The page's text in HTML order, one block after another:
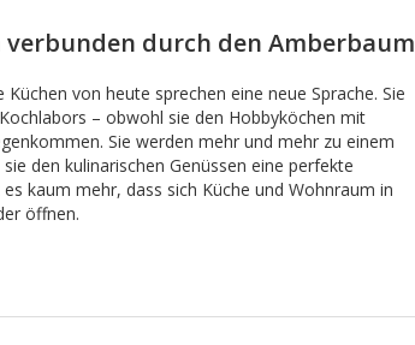
verbunden durch den Amberbaum
Küchen von heute sprechen eine neue Sprache. Sie
– obwohl sie den Hobbyköchen mit
Sie werden mehr und mehr zu einem
den kulinarischen Genüssen eine perfekte
kaum mehr, dass sich Küche und Wohnraum in
öffnen.